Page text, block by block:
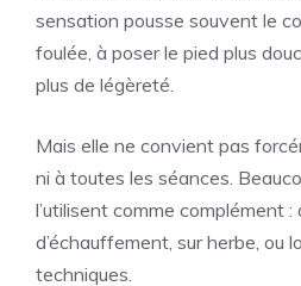
sensation pousse souvent le
foulée, à poser le pied plus
plus de légèreté.
Mais elle ne convient pas
ni à toutes les séances.
l’utilisent comme complément
d’échauffement, sur herbe, ou
techniques.